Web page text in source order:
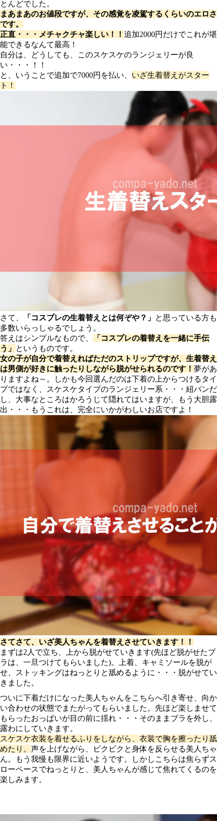
とんどでした。
まあまあのお値段ですが、その感覚を凌駕するくらいのエロさ
です。
正直・・・メチャクチャ楽しい！！ 追加2000円だけでこれが堪
能できるなんて最高！
自分は、どうしても、このスケスケのランジェリーが良
い・・・！！
と、いうことで追加で7000円を払い、 いざ生着替えがスター
ト！
さて、 「コスプレの生着替えとは何ぞや？」 と思っている方も
多数いらっしゃるでしょう。
答えはシンプルなもので、
「コスプレの着替えを一緒に手伝
う」 というものです。
女の子が自分で着替えればただのストリップですが、生着替え
は男側が好きに触ったりしながら脱がせられるのです！ 夢があ
りますよね～。しかも今回選んだのは下着の上からつけるタイ
プではなく、スケスケタイプのランジェリー系・・・紐パンだ
し、大事なところはかろうじて隠れてはいますが、もう大胆露
出・・・もうこれは、完全にいかがわしいお店ですよ！
さてさて、いざ美人ちゃんを着替えさせていきます！！
まずは2人で立ち、上から脱がせていきます(先ほど脱がせたブ
ラは、一旦つけてもらいました)。上着、キャミソールを脱が
せ、ストッキングはねっとりと舐めるように・・・脱がせてい
きました。
ついに下着だけになった美人ちゃんをこちらへ引き寄せ、向か
い合わせの状態でまたがってもらいました。先ほど楽しませて
もらったおっぱいが目の前に揺れ・・・そのままブラを外し、
露わにしていきます。
スケスケ衣装を着せるふりをしながら、衣装で胸を擦ったり舐
めたり。 声を上げながら、ビクビクと身体を反らせる美人ちゃ
ん。もう我慢も限界に近いようです。しかしこちらは焦らずス
ローペースでねっとりと、美人ちゃんが感じて焦れてくるのを
楽しみます。